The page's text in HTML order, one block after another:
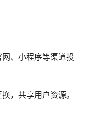
、小程序等渠道投
，共享用户资源。